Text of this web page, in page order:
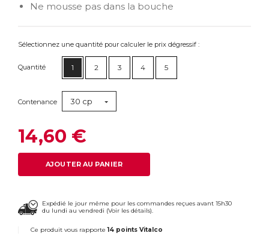
Ne mousse pas dans la bouche
Sélectionnez une quantité pour calculer le prix dégressif :
Quantité 1 2 3 4 5
Contenance 30 cp
14,60 €
AJOUTER AU PANIER
Expédié le jour même pour les commandes reçues avant 15h30
du lundi au vendredi (Voir les détails).
Ce produit vous rapporte14 points Vitalco